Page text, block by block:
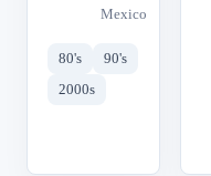
Mexico
80's
90's
2000s